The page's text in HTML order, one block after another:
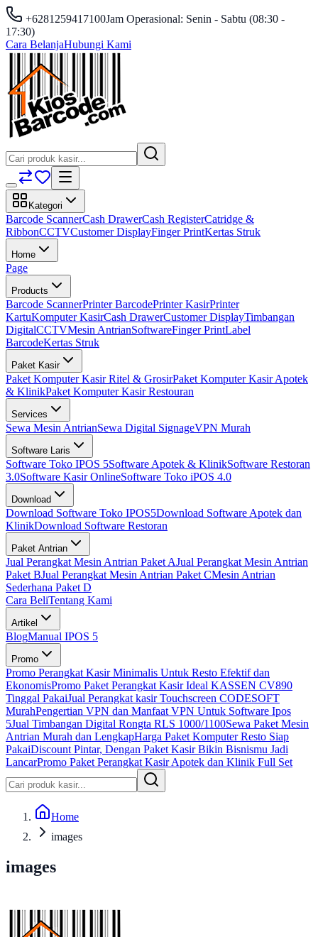
+6281259417100Jam Operasional: Senin - Sabtu (08:30 -
17:30)
Cara BelanjaHubungi Kami
Kategori
Barcode ScannerCash DrawerCash RegisterCatridge &
RibbonCCTVCustomer DisplayFinger PrintKertas Struk
Home
Page
Products
Barcode ScannerPrinter BarcodePrinter KasirPrinter
KartuKomputer KasirCash DrawerCustomer DisplayTimbangan
DigitalCCTVMesin AntrianSoftwareFinger PrintLabel
BarcodeKertas Struk
Paket Kasir
Paket Komputer Kasir Ritel & GrosirPaket Komputer Kasir Apotek
& KlinikPaket Komputer Kasir Restouran
Services
Sewa Mesin AntrianSewa Digital SignageVPN Murah
Software Laris
Software Toko IPOS 5Software Apotek & KlinikSoftware Restoran
3.0Software Kasir OnlineSoftware Toko iPOS 4.0
Download
Download Software Toko IPOS5Download Software Apotek dan
KlinikDownload Software Restoran
Paket Antrian
Jual Perangkat Mesin Antrian Paket AJual Perangkat Mesin Antrian
Paket BJual Perangkat Mesin Antrian Paket CMesin Antrian
Sederhana Paket D
Cara BeliTentang Kami
Artikel
BlogManual IPOS 5
Promo
Promo Perangkat Kasir Minimalis Untuk Resto Efektif dan
EkonomisPromo Paket Perangkat Kasir Ideal KASSEN CV890
Tinggal PakaiJual Perangkat kasir Touchscreen CODESOFT
MurahPengertian VPN dan Manfaat VPN Untuk Software Ipos
5Jual Timbangan Digital Rongta RLS 1000/1100Sewa Paket Mesin
Antrian Murah dan LengkapHarga Paket Komputer Resto Siap
PakaiDiscount Pintar, Dengan Paket Kasir Bikin Bisnismu Jadi
LancarPromo Paket Perangkat Kasir Apotek dan Klinik Full Set
Home
images
images